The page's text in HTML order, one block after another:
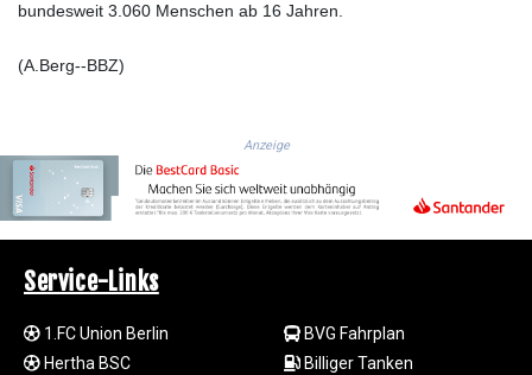
PYG
6866.570722
QAR 4.219619
SAR 4.324641
SBD 9.29642
bundesweit 3.060 Menschen ab 16 Jahren.
(A.Berg--BBZ)
Anzeige
Service-Links
1.FC Union Berlin
Hertha BSC
BVG Fahrplan
Billiger Tanken